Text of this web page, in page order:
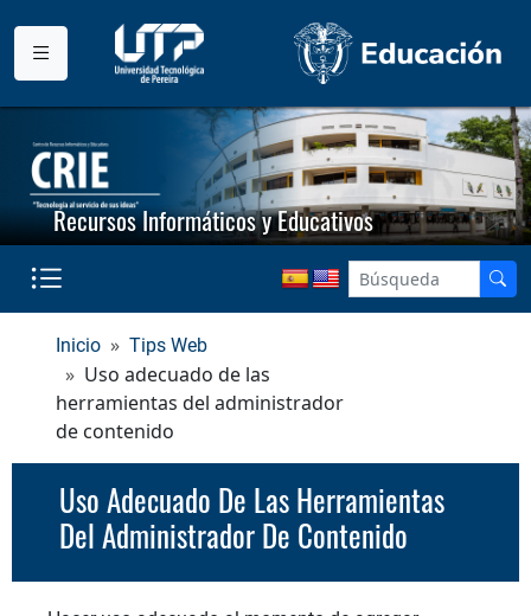
Recursos Informáticos y Educativos
Inicio Tips Web
Uso adecuado de las
herramientas del administrador
de contenido
Uso Adecuado De Las Herramientas
Del Administrador De Contenido